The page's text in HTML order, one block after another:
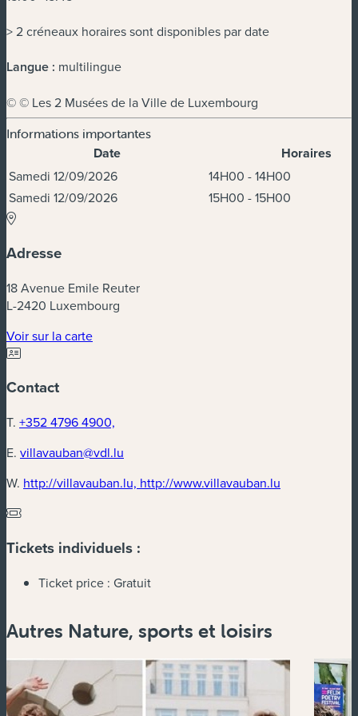
> 2 créneaux horaires sont disponibles par date
Langue : multilingue
© © Les 2 Musées de la Ville de Luxembourg
Informations importantes
Dates et horaires
Date Horaires
Samedi 12/09/2026
14H00 - 14H00
Samedi 12/09/2026
15H00 - 15H00
Adresse
18 Avenue Emile Reuter
L-2420 Luxembourg
Voir sur la carte(nouvelle fenêtre)
Contact
T. +352 4796 4900,
E. villavauban@vdl.lu
W. http://villavauban.lu, http://www.villavauban.lu
Tickets individuels :
Ticket price : Gratuit
Autres Nature, sports et loisirs